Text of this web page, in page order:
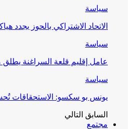
سياسة
الاتحاد الاشتراكي بالحوز يجدد
سياسة
عامل إقليم قلعة السراغنة يطلق مشاريع
سياسة
يونس بو سكسو: الاستحقاقات
السابق التالي
مجتمع